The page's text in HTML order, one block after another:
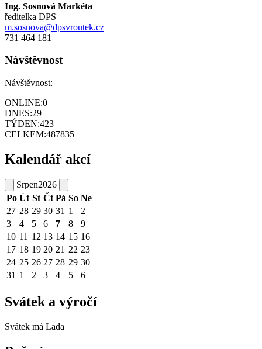
Ing. Sosnová Markéta
ředitelka DPS
m.sosnova@dpsvroutek.cz
731 464 181
Návštěvnost
Návštěvnost:
ONLINE:0
DNES:29
TÝDEN:423
CELKEM:487835
Kalendář akcí
Srpen2026
Po Út St Čt Pá So Ne
27 28 29 30 31 1
2
3
4 5 6 7 8
9
10 11 12 13 14 15 16
17 18 19 20 21 22 23
24 25 26 27 28 29 30
31 1 2 3 4 5 6
Svátek a výročí
Svátek má Lada